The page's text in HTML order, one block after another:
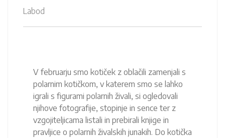
Labod
V februarju smo kotiček z oblačili zamenjali s
polarnim kotičkom, v katerem smo se lahko
igrali s figurami polarnih živali, si ogledovali
njihove fotografije, stopinje in sence ter z
vzgojiteljicama listali in prebirali knjige in
pravljice o polarnih živalskih junakih. Do kotička